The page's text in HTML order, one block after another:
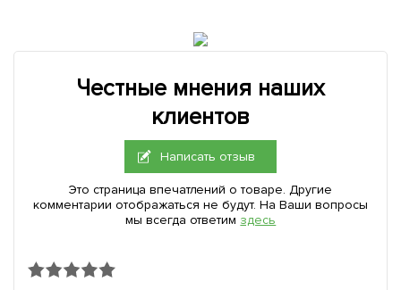
Честные мнения наших
клиентов
Написать отзыв
Это страница впечатлений о товаре. Другие
комментарии отображаться не будут. На Ваши вопросы
мы всегда ответим здесь